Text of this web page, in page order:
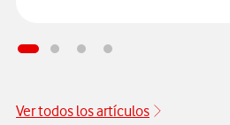
en una nueva etapa que las
años.
Ver todos los artículos